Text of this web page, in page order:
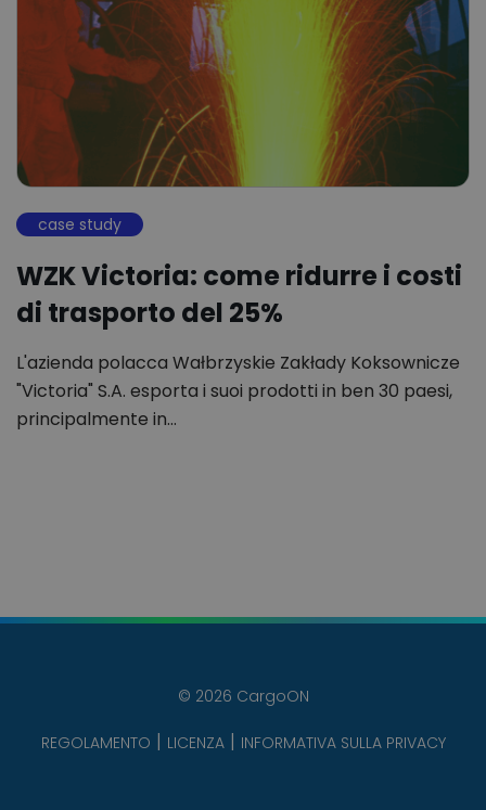
case study
WZK Victoria: come ridurre i costi
di trasporto del 25%
L'azienda polacca Wałbrzyskie Zakłady Koksownicze
"Victoria" S.A. esporta i suoi prodotti in ben 30 paesi,
principalmente in…
© 2026 CargoON
REGOLAMENTO LICENZA INFORMATIVA SULLA PRIVACY